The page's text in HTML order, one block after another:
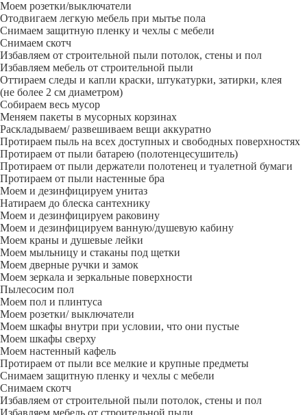
Моем розетки/выключатели
Отодвигаем легкую мебель при мытье пола
Снимаем защитную пленку и чехлы с мебели
Снимаем скотч
Избавляем от строительной пыли потолок, стены и пол
Избавляем мебель от строительной пыли
Оттираем следы и капли краски, штукатурки, затирки, клея
(не более 2 см диаметром)
Собираем весь мусор
Меняем пакеты в мусорных корзинах
Раскладываем/ развешиваем вещи аккуратно
Протираем пыль на всех доступных и свободных поверхностях
Протираем от пыли батарею (полотенцесушитель)
Протираем от пыли держатели полотенец и туалетной бумаги
Протираем от пыли настенные бра
Моем и дезинфицируем унитаз
Натираем до блеска сантехнику
Моем и дезинфицируем раковину
Моем и дезинфицируем ванную/душевую кабину
Моем краны и душевые лейки
Моем мыльницу и стаканы под щетки
Моем дверные ручки и замок
Моем зеркала и зеркальные поверхности
Пылесосим пол
Моем пол и плинтуса
Моем розетки/ выключатели
Моем шкафы внутри при условии, что они пустые
Моем шкафы сверху
Моем настенный кафель
Протираем от пыли все мелкие и крупные предметы
Снимаем защитную пленку и чехлы с мебели
Снимаем скотч
Избавляем от строительной пыли потолок, стены и пол
Избавляем мебель от строительной пыли